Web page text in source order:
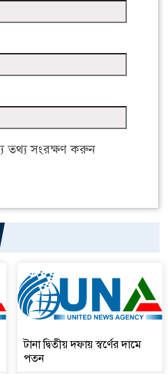
তথ্য সংরক্ষণ করুন
টানা দ্বিতীয় দফায় স্বর্ণের দামে
পতন